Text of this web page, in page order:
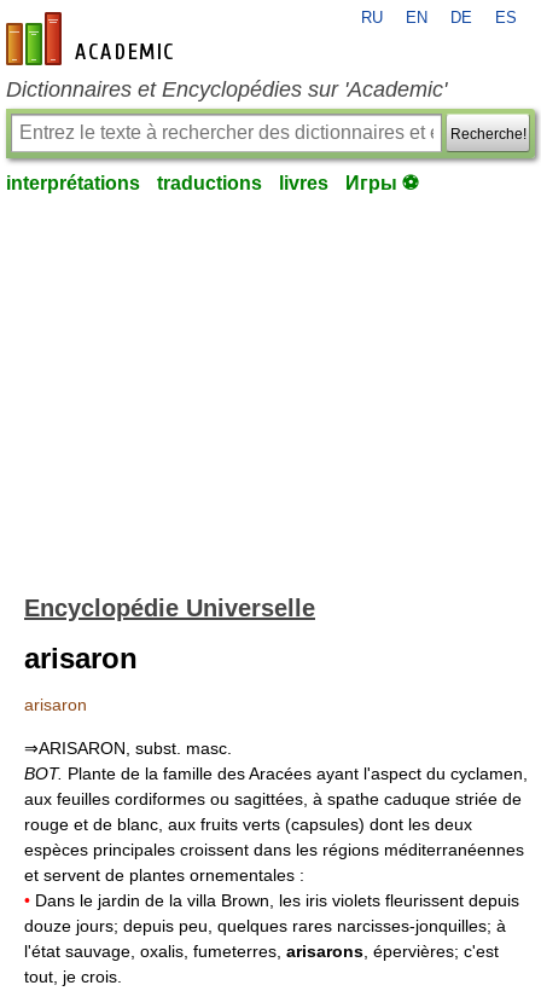
fr-academic.com
RU EN DE ES
Dictionnaires et Encyclopédies sur 'Academic'
Recherche!
interprétations traductions livres Игры ⚽
Encyclopédie Universelle
arisaron
arisaron
⇒ARISARON, subst. masc.
BOT. Plante de la famille des Aracées ayant l'aspect du cyclamen,
aux feuilles cordiformes ou sagittées, à spathe caduque striée de
rouge et de blanc, aux fruits verts (capsules) dont les deux
espèces principales croissent dans les régions méditerranéennes
et servent de plantes ornementales :
• Dans le jardin de la villa Brown, les iris violets fleurissent depuis
douze jours; depuis peu, quelques rares narcisses-jonquilles; à
l'état sauvage, oxalis, fumeterres, arisarons , épervières; c'est
tout, je crois.